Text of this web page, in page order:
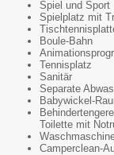
Spiel und Sport
Spielplatz mit
Boule-Bahn
Tennisplatz
Sanitär
Separate
Babywickel-
Toilette mit
Camperclean-